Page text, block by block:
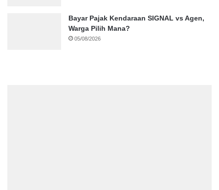
Bayar Pajak Kendaraan SIGNAL vs Agen,
Warga Pilih Mana?
05/08/2026